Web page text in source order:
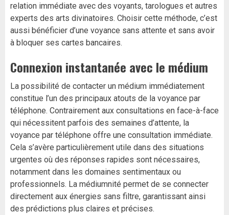
relation immédiate avec des voyants, tarologues et autres
experts des arts divinatoires. Choisir cette méthode, c’est
aussi bénéficier d’une voyance sans attente et sans avoir
à bloquer ses cartes bancaires.
Connexion instantanée avec le médium
La possibilité de contacter un médium immédiatement
constitue l’un des principaux atouts de la voyance par
téléphone. Contrairement aux consultations en face-à-face
qui nécessitent parfois des semaines d’attente, la
voyance par téléphone offre une consultation immédiate.
Cela s’avère particulièrement utile dans des situations
urgentes où des réponses rapides sont nécessaires,
notamment dans les domaines sentimentaux ou
professionnels. La médiumnité permet de se connecter
directement aux énergies sans filtre, garantissant ainsi
des prédictions plus claires et précises.